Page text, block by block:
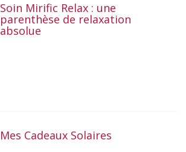
Soin Mirific Relax : une
parenthèse de relaxation
absolue
Mes Cadeaux Solaires